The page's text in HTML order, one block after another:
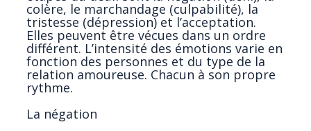
colère, le marchandage (culpabilité), la
tristesse (dépression) et l’acceptation.
Elles peuvent être vécues dans un ordre
différent. L’intensité des émotions varie en
fonction des personnes et du type de la
relation amoureuse. Chacun à son propre
rythme.
La négation